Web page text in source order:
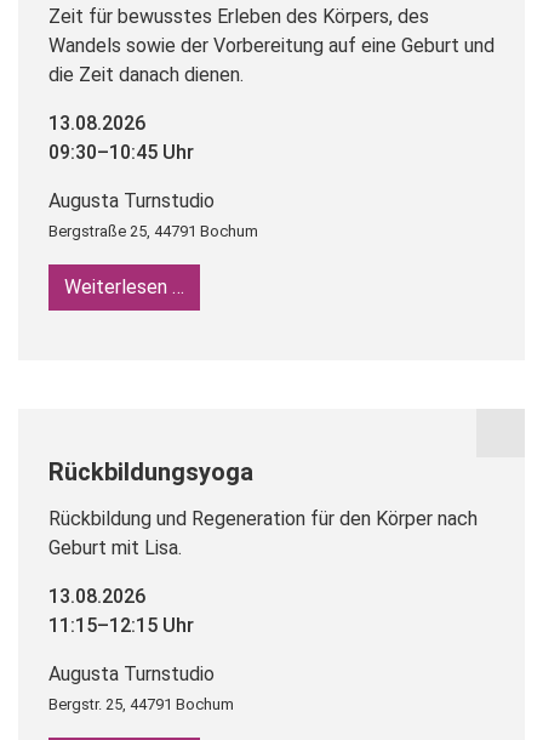
Zeit für bewusstes Erleben des Körpers, des
Wandels sowie der Vorbereitung auf eine Geburt und
die Zeit danach dienen.
13.08.2026
09:30–10:45 Uhr
Augusta Turnstudio
Bergstraße 25, 44791 Bochum
Weiterlesen …
Rückbildungsyoga
Rückbildung und Regeneration für den Körper nach
Geburt mit Lisa.
13.08.2026
11:15–12:15 Uhr
Augusta Turnstudio
Bergstr. 25, 44791 Bochum